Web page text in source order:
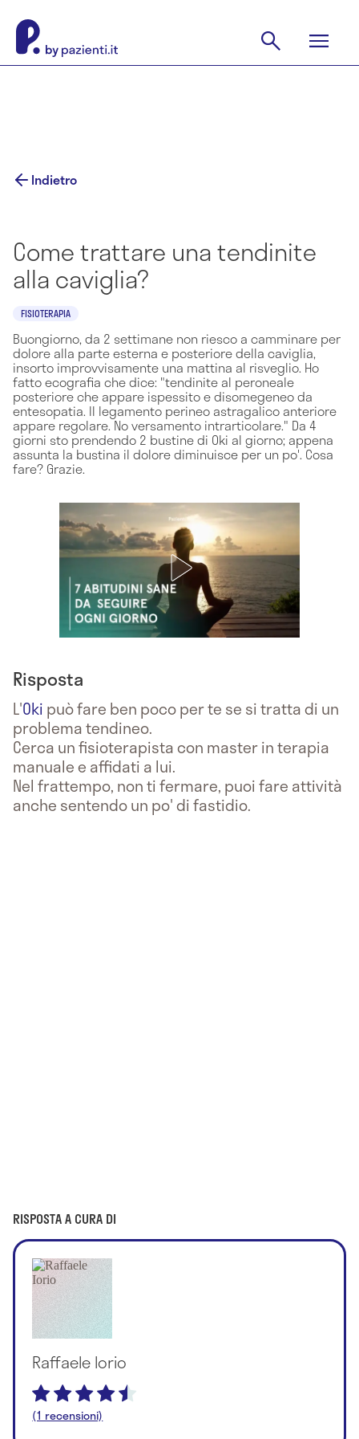
Indietro
Come trattare una tendinite
alla caviglia?
FISIOTERAPIA
Buongiorno, da 2 settimane non riesco a camminare per
dolore alla parte esterna e posteriore della caviglia,
insorto improvvisamente una mattina al risveglio. Ho
fatto ecografia che dice: "tendinite al peroneale
posteriore che appare ispessito e disomegeneo da
entesopatia. Il legamento perineo astragalico anteriore
appare regolare. No versamento intrarticolare." Da 4
giorni sto prendendo 2 bustine di Oki al giorno; appena
assunta la bustina il dolore diminuisce per un po'. Cosa
fare? Grazie.
Risposta
L'Oki può fare ben poco per te se si tratta di un
problema tendineo.
Cerca un fisioterapista con master in terapia
manuale e affidati a lui.
Nel frattempo, non ti fermare, puoi fare attività
anche sentendo un po' di fastidio.
RISPOSTA A CURA DI
Raffaele Iorio
(1 recensioni)